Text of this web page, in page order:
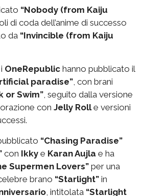
“Nobody (from Kaiju
di coda dell’anime di successo
da “Invincible (from Kaiju
OneRepublic hanno pubblicato il
paradise” , con brani
or Swim” , seguito dalla versione
con Jelly Rolle versioni
“Chasing Paradise”
con Ikky e Karan Aujla e ha
Supermen Lovers” per una
brano “Starlight” in
, intitolata “Starlight